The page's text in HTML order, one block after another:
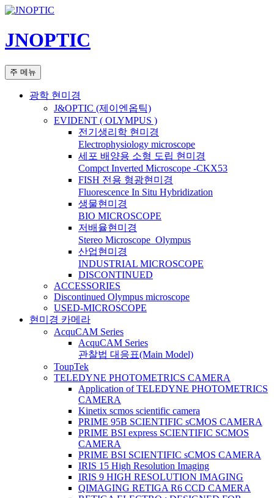
컨
츠
로
너
JNOPTIC
검
색
주 메뉴
광학 현미경
J&OPTIC (제이엔옵틱)
EVIDENT ( OLYMPUS )
전기생리학 현미경
Electrophysiology microscope
세포 배양용 소형 도립 현미경
Compct Inverted Microscope -CKX53
FISH 전용 형광현미경
Fluorescence In Situ Hybridization
생물현미경
BIO MICROSCOPE
저배율현미경
Stereo Microscope_Olympus
산업현미경
INDUSTRIAL MICROSCOPE
DISCONTINUED
ACCESSORIES
Discontinued Olympus microscope
USED-MICROSCOPE
현미경 카메라
AcquCAM Series
AcquCAM Series
관찰법 대응표(Main Model)
ToupTek
TELEDYNE PHOTOMETRICS CAMERA
Application of TELEDYNE PHOTOMETRICS
CAMERA
Kinetix scmos scientific camera
PRIME 95B SCIENTIFIC sCMOS CAMERA
PRIME BSI express SCIENTIFIC SCMOS
CAMERA
PRIME BSI SCIENTIFIC sCMOS CAMERA
IRIS 15 High Resolution Imaging
IRIS 9 HIGH RESOLUTION IMAGING
QIMAGING RETIGA R6 CCD CAMERA